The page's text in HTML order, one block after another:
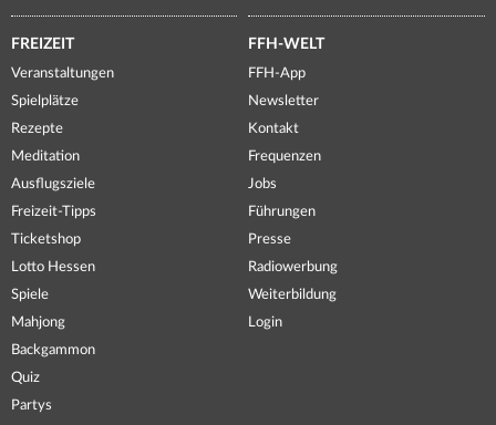
FREIZEIT
Veranstaltungen
Spielplätze
Rezepte
Meditation
Ausflugsziele
Freizeit-Tipps
Ticketshop
Lotto Hessen
Spiele
Mahjong
Backgammon
Quiz
Partys
FFH-WELT
FFH-App
Newsletter
Kontakt
Frequenzen
Jobs
Führungen
Presse
Radiowerbung
Weiterbildung
Login